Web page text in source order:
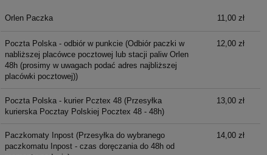
Orlen Paczka 11,00 zł
Poczta Polska - odbiór w punkcie(Odbiór paczki w
nabliższej placówce pocztowej lub stacji paliw Orlen
48h (prosimy w uwagach podać adres najbliższej
placówki pocztowej))
12,00 zł
Poczta Polska - kurier Pcztex 48(Przesyłka
kurierska Pocztay Polskiej Pocztex 48 - 48h)
13,00 zł
Paczkomaty Inpost(Przesyłka do wybranego
paczkomatu Inpost - czas doręczania do 48h od
14,00 zł